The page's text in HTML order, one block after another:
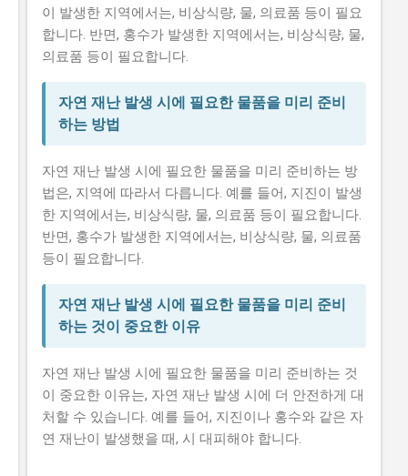
이 발생한 지역에서는, 비상식량, 물, 의료품 등이 필요
합니다. 반면, 홍수가 발생한 지역에서는, 비상식량, 물,
의료품 등이 필요합니다.
자연 재난 발생 시에 필요한 물품을 미리 준비
하는 방법
자연 재난 발생 시에 필요한 물품을 미리 준비하는 방
법은, 지역에 따라서 다릅니다. 예를 들어, 지진이 발생
한 지역에서는, 비상식량, 물, 의료품 등이 필요합니다.
반면, 홍수가 발생한 지역에서는, 비상식량, 물, 의료품
등이 필요합니다.
자연 재난 발생 시에 필요한 물품을 미리 준비
하는 것이 중요한 이유
자연 재난 발생 시에 필요한 물품을 미리 준비하는 것
이 중요한 이유는, 자연 재난 발생 시에 더 안전하게 대
처할 수 있습니다. 예를 들어, 지진이나 홍수와 같은 자
연 재난이 발생했을 때, 시 대피해야 합니다.